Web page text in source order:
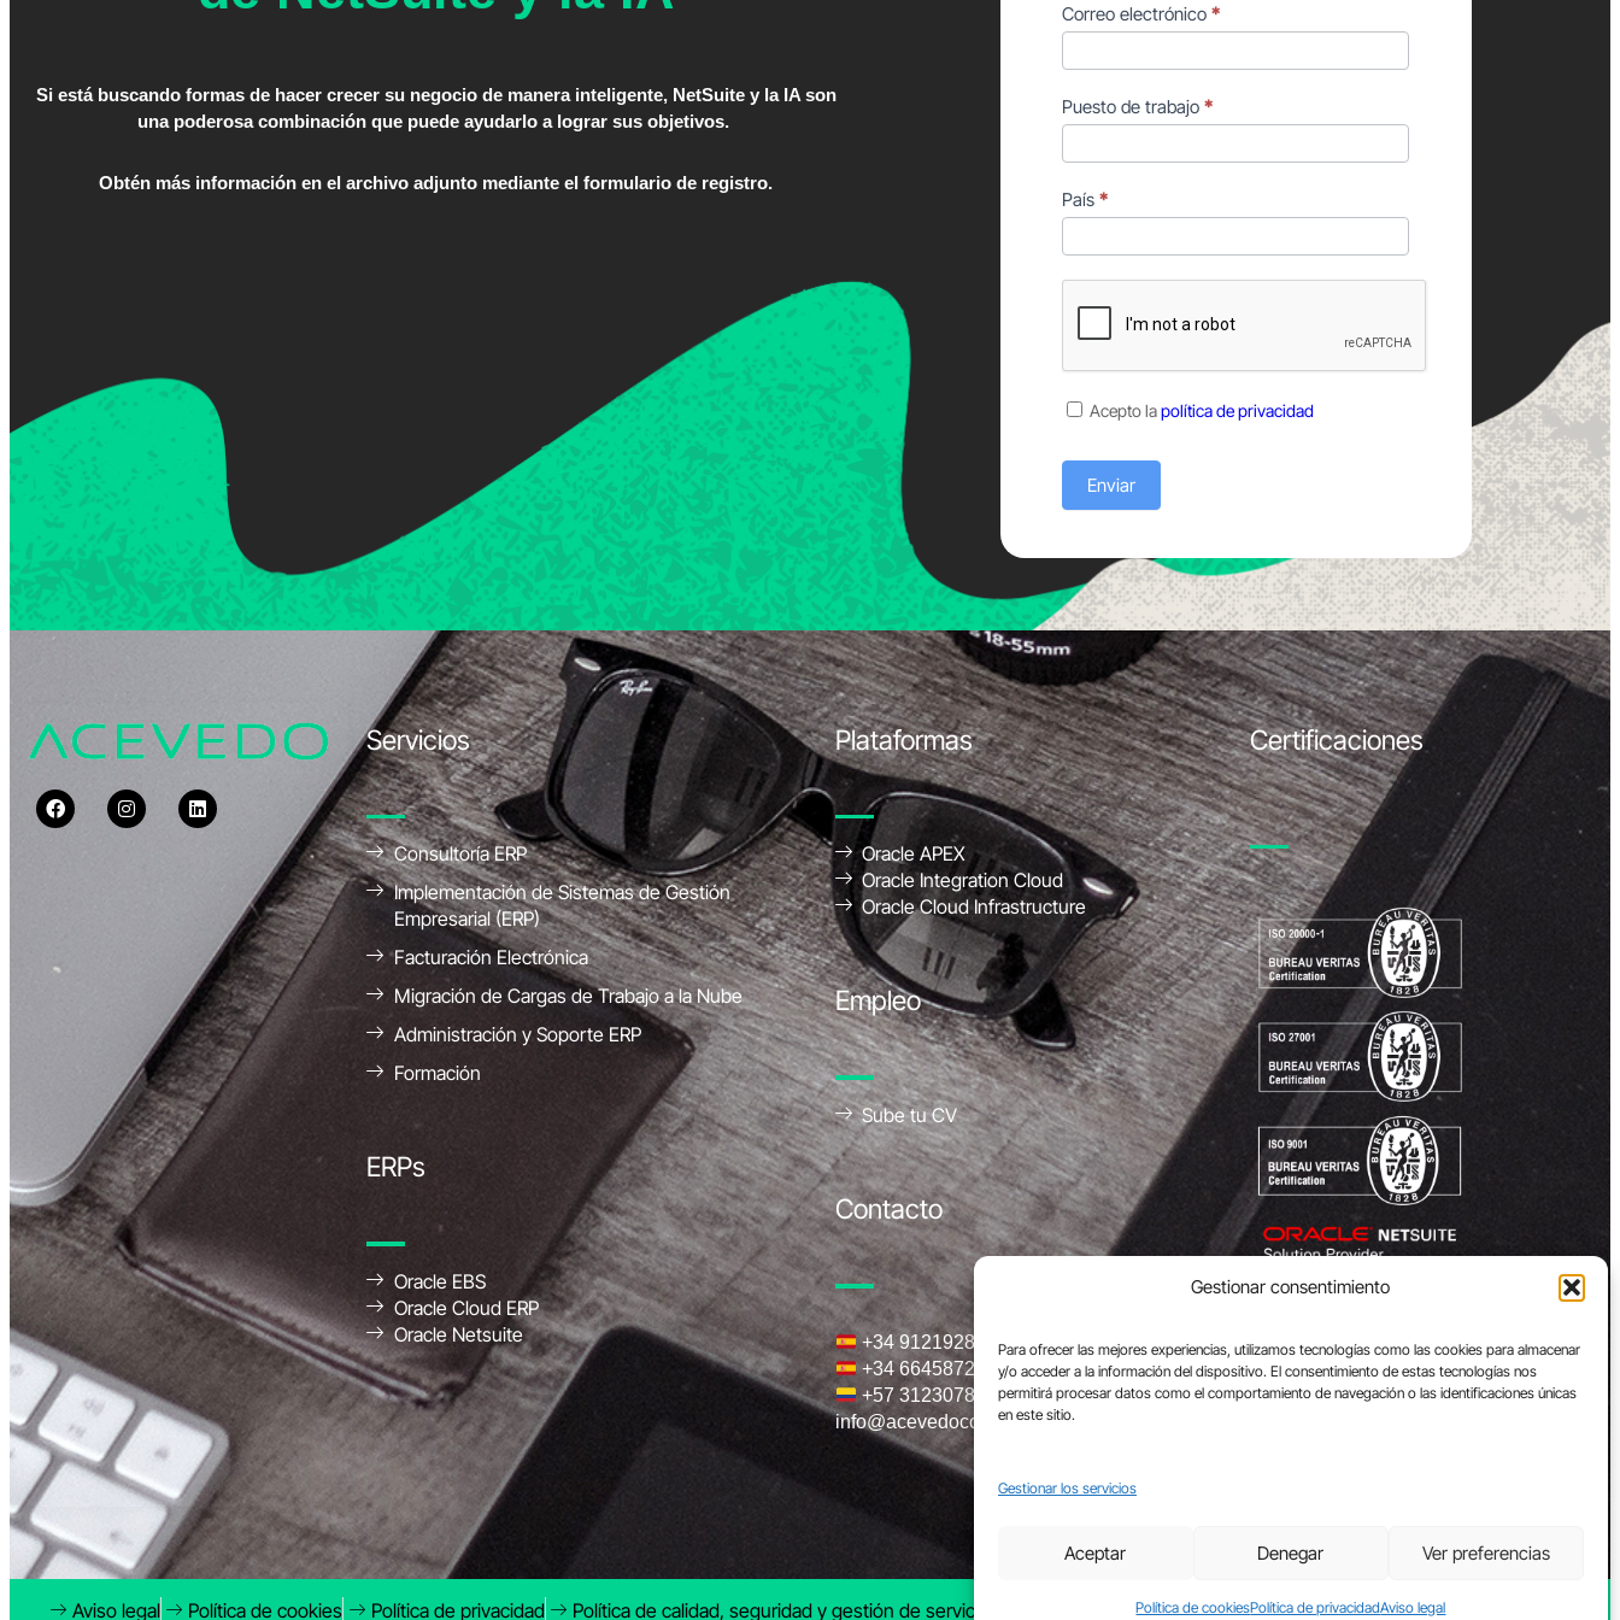
Gestionar consentimiento
Para ofrecer las mejores experiencias, utilizamos tecnologías como las cookies para almacenar
y/o acceder a la información del dispositivo. El consentimiento de estas tecnologías nos
permitirá procesar datos como el comportamiento de navegación o las identificaciones únicas
en este sitio.
Gestionar los servicios
Aceptar Denegar Ver preferencias
Política de cookiesPolítica de privacidadAviso legal
Si está buscando formas de hacer crecer su negocio de manera inteligente, NetSuite y la IA son
una poderosa combinación que puede ayudarlo a lograr sus objetivos.
Obtén más información en el archivo adjunto mediante el formulario de registro.
Correo electrónico*
Puesto de trabajo*
País*
Acepto lapolítica de privacidad
Enviar
Servicios
Consultoría ERP
Implementación de Sistemas de Gestión
Empresarial (ERP)
Facturación Electrónica
Migración de Cargas de Trabajo a la Nube
Administración y Soporte ERP
Formación
ERPs
Oracle EBS
Oracle Cloud ERP
Oracle Netsuite
Plataformas
Oracle APEX
Oracle Integration Cloud
Oracle Cloud Infrastructure
Empleo
Sube tu CV
Contacto
+34 912192800
+34 664587294
+57 3123078445
info@acevedocorp.com
Certificaciones
Aviso legal Política de cookies Política de privacidad Política de calidad, seguridad y gestión de servicios Pautas de seguridad a Proveedores